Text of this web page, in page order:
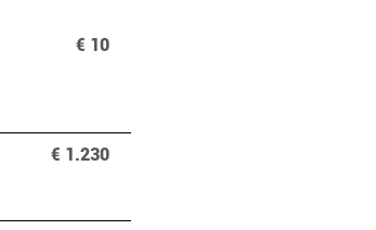
€ 10
€ 1.230